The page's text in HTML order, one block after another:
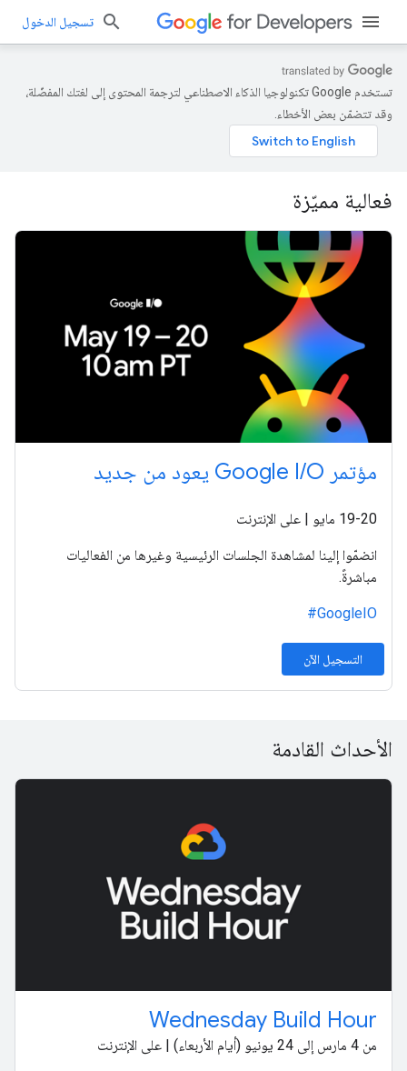
تسجيل الدخول
تستخدم Google تكنولوجيا الذكاء الاصطناعي لترجمة المحتوى إلى لغتك المفضّلة،
وقد تتضمّن بعض الأخطاء.
فعالية مميّزة
مؤتمر Google I/O يعود من جديد
‫19-20 مايو | على الإنترنت
انضمّوا إلينا لمشاهدة الجلسات الرئيسية وغيرها من الفعاليات
مباشرةً.
‎#GoogleIO
التسجيل الآن
الأحداث القادمة
Wednesday Build Hour
من 4 مارس إلى 24 يونيو (أيام الأربعاء) | على الإنترنت